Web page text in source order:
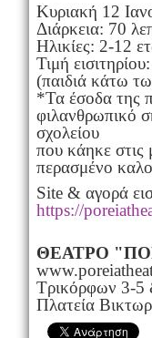
Κυριακή 12
Διάρκεια: 70
Ηλικίες: 2-12
Τιμή
(παιδιά κάτω
*Τα έσοδα της
φιλανθρωπικό
σχολείου
που κάηκε στις
περασμένο
Site & αγορά
https://
ΘΕΑΤΡΟ
Τρικόρφων 3-5
Πλατεία